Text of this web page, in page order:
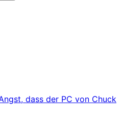
dass der PC von Chuck